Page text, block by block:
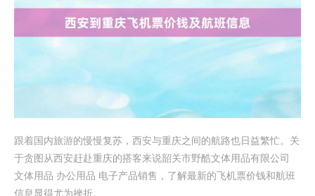
跟着国内旅游的慢慢复苏，西安与重庆之间的航路也日益繁忙。关
于贪图从西安赶赴重庆的搭客来说韶关市野酷文体用品有限公司
文体用品 办公用品 电子产品销售，了解最新的飞机票价钱和航班
信息显得尤为挫折。